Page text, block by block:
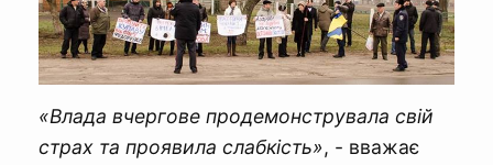
«Влада вчергове продемонструвала свій
страх та проявила слабкість», - вважає